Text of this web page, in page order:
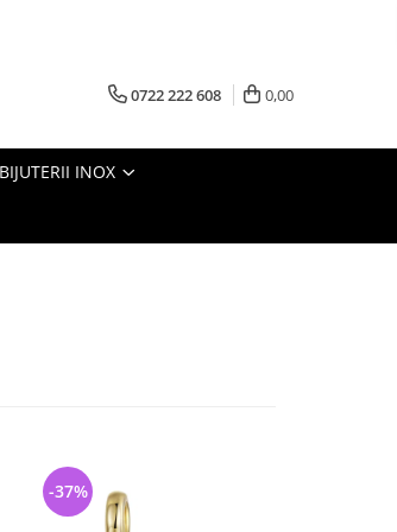
0722 222 608 0,00
BIJUTERII INOX
-37%